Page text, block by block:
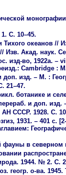
С. 10–45.
океанов //
Акад. наук.
изд-во, 1922а.
Cambridge :
изд. – М. :
21–47.
ботанике и
и доп. изд.
СССР. 1928. С.
1931. – 401
в северном
1944. № 2. С.
геогр. о-ва. 1945.